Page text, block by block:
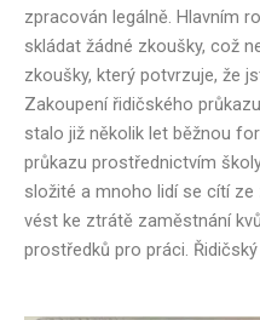
zpracován legálně. Hlavním
skládat žádné zkoušky, což
zkoušky, který potvrzuje, že
Zakoupení řidičského
stalo již několik let běžnou
průkazu prostřednictvím
složité a mnoho lidí se cítí
vést ke ztrátě zaměstnání
prostředků pro práci.